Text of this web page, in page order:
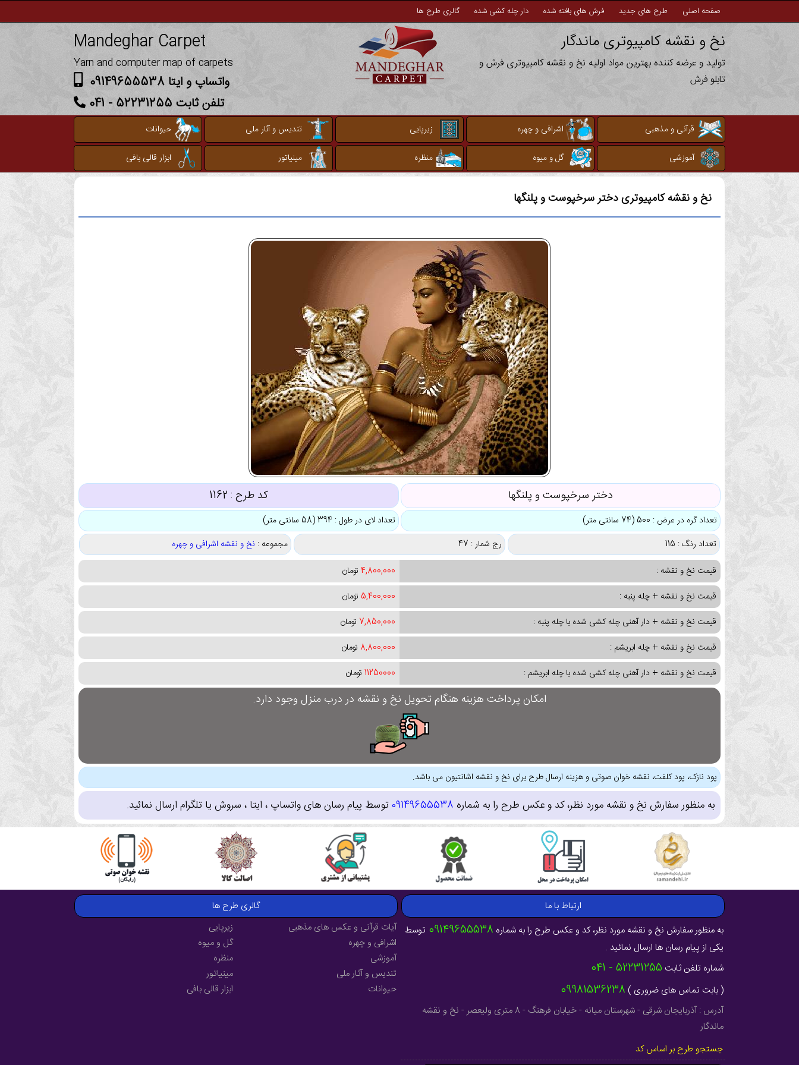
صفحه اصلی طرح های جدید فرش های بافته شده دار چله کشی شده گالری طرح ها
نخ و نقشه کامپیوتری ماندگار
تولید و عرضه کننده بهترین مواد اولیه نخ و نقشه کامپیوتری فرش و
تابلو فرش
Mandeghar Carpet
Yarn and computer map of carpets
واتساپ و ایتا 09149655538
تلفن ثابت 52231255 - 041
قرآنی و مذهبی اشرافی و چهره زیرپایی تندیس و آثار ملی
حیوانات
آموزشی
گل و میوه منظره مینیاتور ابزار قالی بافی
نخ و نقشه کامپیوتریدختر سرخپوست و پلنگها
دختر سرخپوست و پلنگها کد طرح : 1162
تعداد گره در عرض : 500 (74 سانتی متر)
تعداد لای در طول : 394 (58 سانتی متر)
تعداد رنگ : 115
رج شمار : 47 مجموعه : نخ و نقشه اشرافی و چهره
قیمت نخ و نقشه :
4,800,000 تومان
قیمت نخ و نقشه + چله پنبه :
5,400,000 تومان
قیمت نخ و نقشه + دار آهنی چله کشی شده با چله پنبه :
7,850,000 تومان
قیمت نخ و نقشه + چله ابریشم :
8,800,000 تومان
قیمت نخ و نقشه + دار آهنی چله کشی شده با چله ابریشم :
11250000 تومان
امکان پرداخت هزینه هنگام تحویل نخ و نقشه در درب منزل وجود دارد.
پود نازک، پود کلفت، نقشه خوان صوتی و هزینه ارسال طرح برای نخ و نقشه اشانتیون می باشد.
به منظور سفارش نخ و نقشه مورد نظر، کد و عکس طرح را به شماره 09149655538توسط پیام رسان های واتساپ ، ایتا ، سروش یا تلگرام ارسال نمائید.
ارتباط با ما
به منظور سفارش نخ و نقشه مورد نظر، کد و عکس طرح را به شماره 09149655538 توسط
یکی از پیام رسان ها ارسال نمائید .
شماره تلفن ثابت 52231255 - 041
( بابت تماس های ضروری ) 09981536238
آدرس : آذربایجان شرقی - شهرستان میانه - خیابان فرهنگ - 8 متری ولیعصر - نخ و نقشه
ماندگار
جستجو طرح بر اساس کد
گالری طرح ها
آیات قرآنی و عکس های مذهبی
اشرافی و چهره
آموزشی
تندیس و آثار ملی
حیوانات
زیرپایی
گل و میوه
منظره
مینیاتور
ابزار قالی بافی